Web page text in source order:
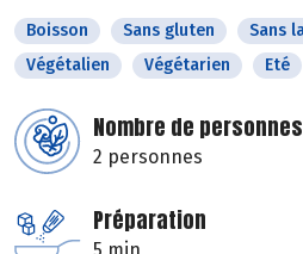
Boisson Sans gluten Sans
Végétalien
Végétarien Eté
Nombre de personnes
2 personnes
Préparation